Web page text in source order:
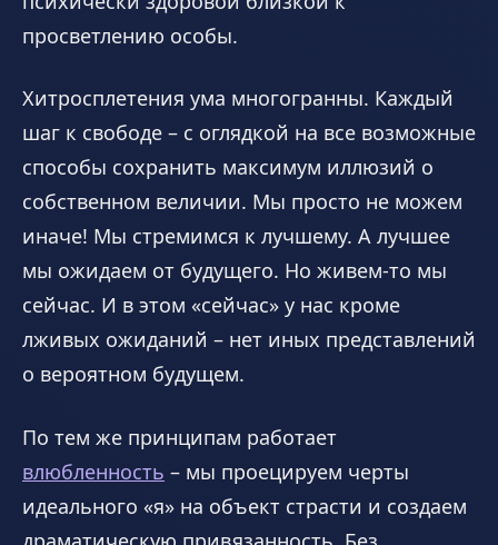
просветлению особы.
Хитросплетения ума многогранны. Каждый
шаг к свободе – с оглядкой на все возможные
способы сохранить максимум иллюзий о
собственном величии. Мы просто не можем
иначе! Мы стремимся к лучшему. А лучшее
мы ожидаем от будущего. Но живем-то мы
сейчас. И в этом «сейчас» у нас кроме
лживых ожиданий – нет иных представлений
о вероятном будущем.
По тем же принципам работает
влюбленность – мы проецируем черты
идеального «я» на объект страсти и создаем